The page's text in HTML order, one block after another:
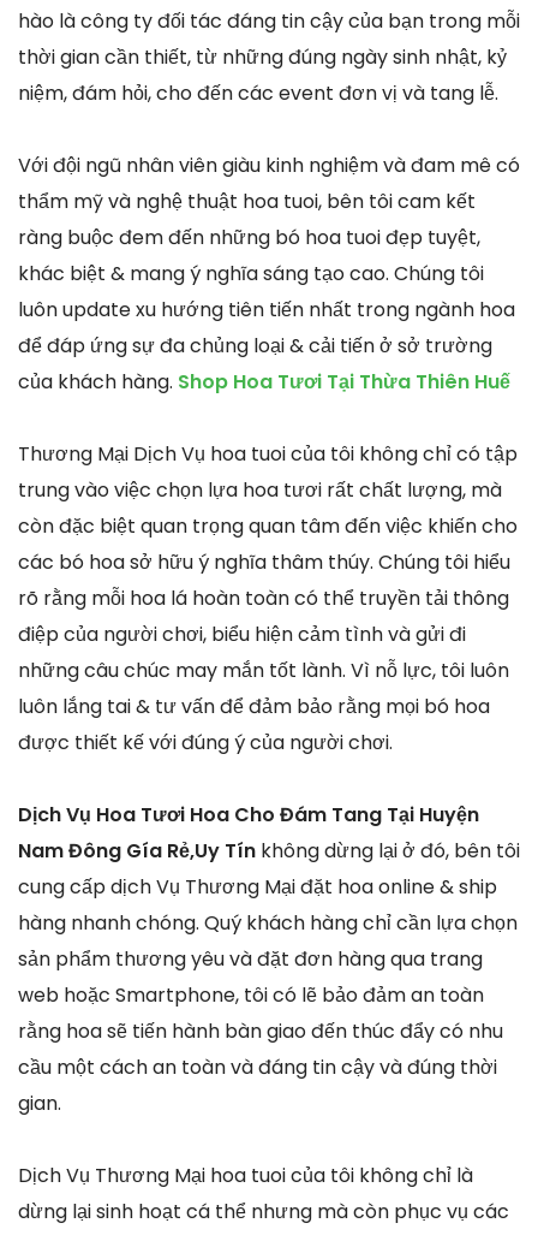
hào là công ty đối tác đáng tin cậy của bạn trong mỗi
thời gian cần thiết, từ những đúng ngày sinh nhật, kỷ
niệm, đám hỏi, cho đến các event đơn vị và tang lễ.
Với đội ngũ nhân viên giàu kinh nghiệm và đam mê có
thẩm mỹ và nghệ thuật hoa tuoi, bên tôi cam kết
ràng buộc đem đến những bó hoa tuoi đẹp tuyệt,
khác biệt & mang ý nghĩa sáng tạo cao. Chúng tôi
luôn update xu hướng tiên tiến nhất trong ngành hoa
để đáp ứng sự đa chủng loại & cải tiến ở sở trường
của khách hàng. Shop Hoa Tươi Tại Thừa Thiên Huế
Thương Mại Dịch Vụ hoa tuoi của tôi không chỉ có tập
trung vào việc chọn lựa hoa tươi rất chất lượng, mà
còn đặc biệt quan trọng quan tâm đến việc khiến cho
các bó hoa sở hữu ý nghĩa thâm thúy. Chúng tôi hiểu
rõ rằng mỗi hoa lá hoàn toàn có thể truyền tải thông
điệp của người chơi, biểu hiện cảm tình và gửi đi
những câu chúc may mắn tốt lành. Vì nỗ lực, tôi luôn
luôn lắng tai & tư vấn để đảm bảo rằng mọi bó hoa
được thiết kế với đúng ý của người chơi.
Dịch Vụ Hoa Tươi Hoa Cho Đám Tang Tại Huyện
Nam Đông Gía Rẻ,Uy Tín không dừng lại ở đó, bên tôi
cung cấp dịch Vụ Thương Mại đặt hoa online & ship
hàng nhanh chóng. Quý khách hàng chỉ cần lựa chọn
sản phẩm thương yêu và đặt đơn hàng qua trang
web hoặc Smartphone, tôi có lẽ bảo đảm an toàn
rằng hoa sẽ tiến hành bàn giao đến thúc đẩy có nhu
cầu một cách an toàn và đáng tin cậy và đúng thời
gian.
Dịch Vụ Thương Mại hoa tuoi của tôi không chỉ là
dừng lại sinh hoạt cá thể nhưng mà còn phục vụ các